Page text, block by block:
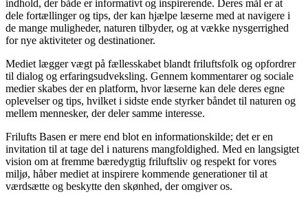
indhold, der både er informativt og inspirerende. Deres mål er at
dele fortællinger og tips, der kan hjælpe læserne med at navigere i
de mange muligheder, naturen tilbyder, og at vække nysgerrighed
for nye aktiviteter og destinationer.
Mediet lægger vægt på fællesskabet blandt friluftsfolk og opfordrer
til dialog og erfaringsudveksling. Gennem kommentarer og sociale
medier skabes der en platform, hvor læserne kan dele deres egne
oplevelser og tips, hvilket i sidste ende styrker båndet til naturen og
mellem mennesker, der deler samme interesse.
Frilufts Basen er mere end blot en informationskilde; det er en
invitation til at tage del i naturens mangfoldighed. Med en langsigtet
vision om at fremme bæredygtig friluftsliv og respekt for vores
miljø, håber mediet at inspirere kommende generationer til at
værdsætte og beskytte den skønhed, der omgiver os.